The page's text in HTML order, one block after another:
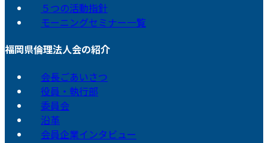
５つの活動指針
モーニングセミナー一覧
福岡県倫理法人会の紹介
会長ごあいさつ
役員・執行部
委員会
沿革
会員企業インタビュー